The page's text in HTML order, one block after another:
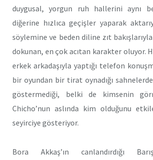
duygusal, yorgun ruh hallerini aynı
diğerine hızlıca geçişler yaparak
söylemine ve beden diline zıt
dokunan, en çok acıtan karakter oluyor.
erkek arkadaşıyla yaptığı telefon
bir oyundan bir tirat oynadığı
göstermediği, belki de kimsenin
Chicho’nun aslında kim olduğunu
seyirciye gösteriyor.
Bora Akkaş’ın canlandırdığı